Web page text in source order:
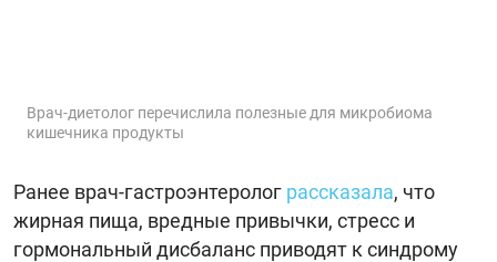
Врач-диетолог перечислила полезные для микробиома
кишечника продукты
Ранее врач-гастроэнтеролог рассказала, что
жирная пища, вредные привычки, стресс и
гормональный дисбаланс приводят к синдрому